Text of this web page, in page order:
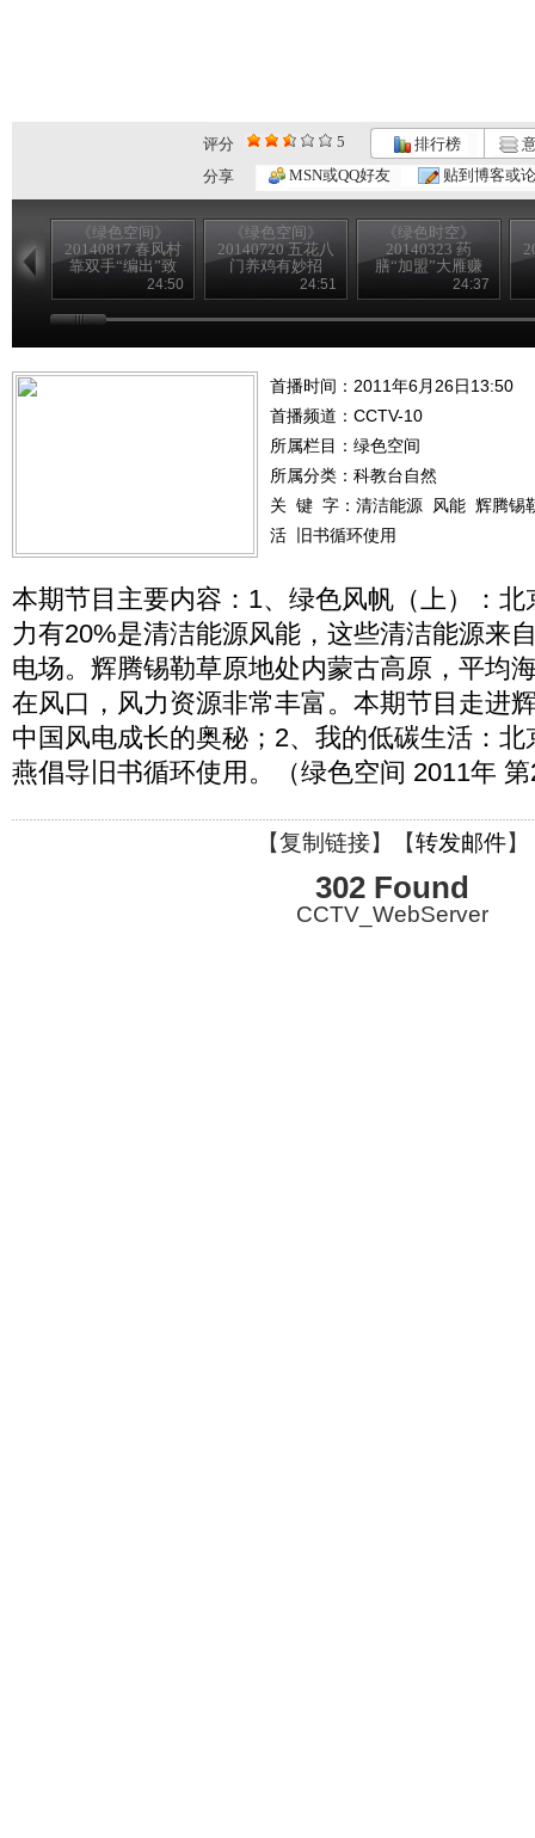
评分 5 排行榜
分享
MSN或QQ好友 贴到博客或
《绿色空间》
20140817 春风村
靠双手“编出”致
24:50
《绿色空间》
20140720 五花八
门养鸡有妙招
24:51
《绿色时空》
20140323 药
膳“加盟”大雁赚
得意外财富24:37
首播时间：2011年6月26日13:50
首播频道： CCTV-10
所属栏目： 绿色空间
所属分类：科教台自然
关 键 字： 清洁能源 风能 辉腾锡
活
旧书循环使用
本期节目主要内容：1、绿色风帆（上）：
力有20%是清洁能源风能，这些清洁能源来
电场。辉腾锡勒草原地处内蒙古高原，平均
在风口，风力资源非常丰富。本期节目走进
中国风电成长的奥秘；2、我的低碳生活：
燕倡导旧书循环使用。（绿色空间 2011年
【复制链接】【转发邮件】
302 Found
CCTV_WebServer